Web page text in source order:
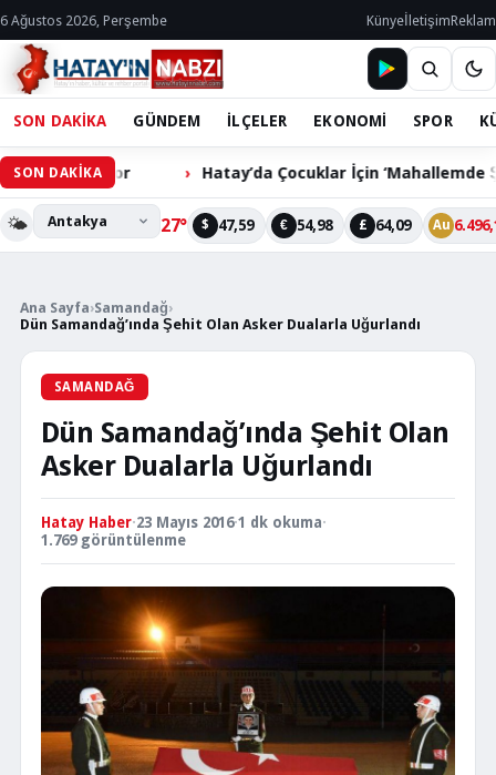
6 Ağustos 2026, Perşembe KünyeİletişimReklam
SON DAKİKA GÜNDEM İLÇELER EKONOMİ SPOR
SON DAKİKA Hatay’da Çocuklar İçin ‘Mahallemde Şenlik Var’
🌤️ 27° $ 47,59 € 54,98 £ 64,09 Au
Ana Sayfa›Samandağ›
Dün Samandağ’ında Şehit Olan Asker Dualarla Uğurlandı
SAMANDAĞ
Dün Samandağ’ında Şehit Olan
Asker Dualarla Uğurlandı
Hatay Haber·23 Mayıs 2016·1 dk okuma·
1.769 görüntülenme